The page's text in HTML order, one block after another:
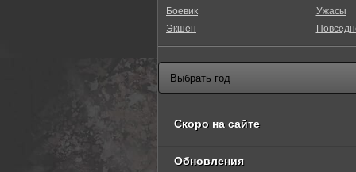
Боевик
Экшен
Ужасы
Скоро на сайте
Обновления